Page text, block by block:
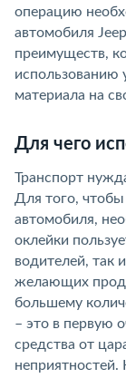
операцию
автомобиля
преимуществ,
использованию
материала на
Для чего
Транспорт
Для того,
автомобиля,
оклейки
водителей, так
желающих
большему
– это в первую
средства от